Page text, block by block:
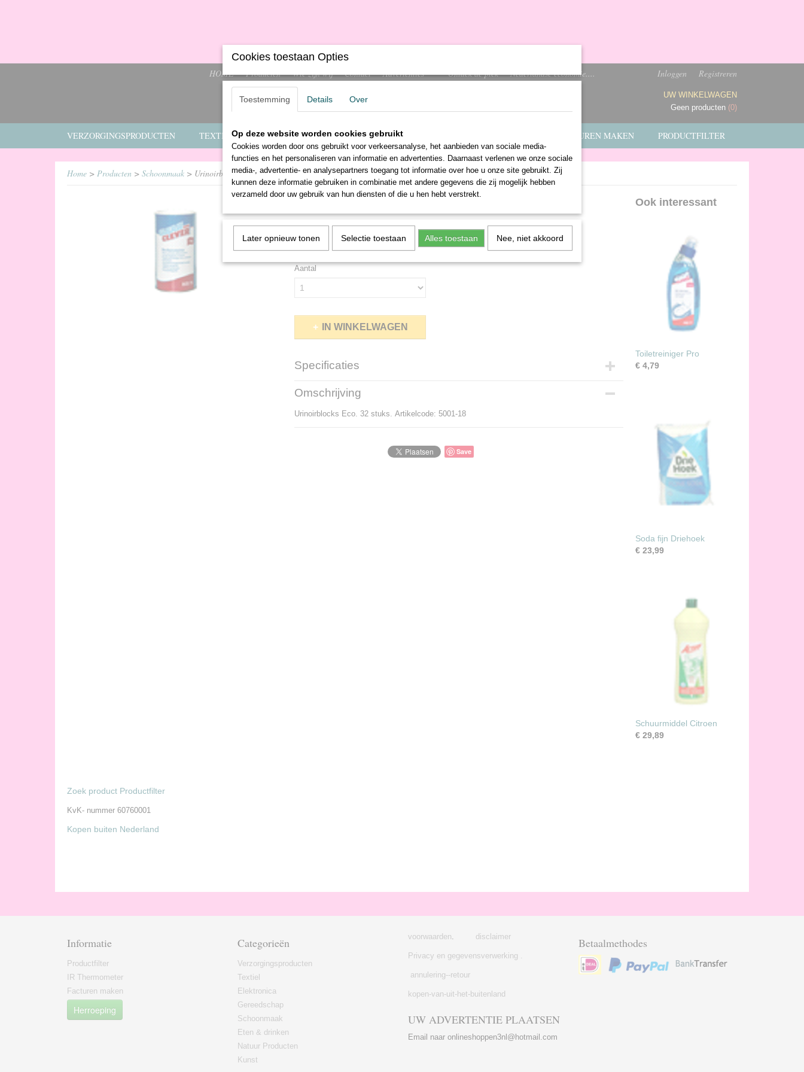
HOME Producten Wie zijn wij Contact Advertenties Ontdek de plek Nederlandse economie.... Inloggen Registreren
UW WINKELWAGEN
Geen producten (0)
PRODUCTFILTER
FACTUREN MAKEN
VERZORGINGSPRODUCTEN TEXTIEL ELEKTRONICA GEREEDSCHAP
Home > Producten > Schoonmaak > Urinoirblocks Eco
Urinoirblocks Eco
€ 19,25
✓Op voorraad- Levertijd 1-5 werkdagen
Aantal
IN WINKELWAGEN
Specificaties
Productcode
Productcode leverancier
Omschrijving
Urinoirblocks Eco. 32 stuks. Artikelcode: 5001-18
Save
Ook interessant
Toiletreiniger Pro
€ 4,79
Soda fijn Driehoek
€ 23,99
Schuurmiddel Citroen
€ 29,89
Zoek product Productfilter
KvK- nummer 60760001
Kopen buiten Nederland
Informatie
Productfilter
IR Thermometer
Facturen maken
Herroeping
Categorieën
Verzorgingsproducten
Textiel
Elektronica
Gereedschap
Schoonmaak
Eten & drinken
Natuur Producten
Kunst
voorwaarden. disclaimer
Privacy en gegevensverwerking .
annulering--retour
kopen-van-uit-het-buitenland
UW ADVERTENTIE PLAATSEN
Email naar onlineshoppen3nl@hotmail.com
Betaalmethodes
Cookies toestaan Opties
Toestemming Details Over
Op deze website worden cookies gebruikt
Cookies worden door ons gebruikt voor verkeersanalyse, het aanbieden van sociale media-
functies en het personaliseren van informatie en advertenties. Daarnaast verlenen we onze sociale
media-, advertentie- en analysepartners toegang tot informatie over hoe u onze site gebruikt. Zij
kunnen deze informatie gebruiken in combinatie met andere gegevens die zij mogelijk hebben
verzameld door uw gebruik van hun diensten of die u hen hebt verstrekt.
Later opnieuw tonen Selectie toestaan Alles toestaan Nee, niet akkoord